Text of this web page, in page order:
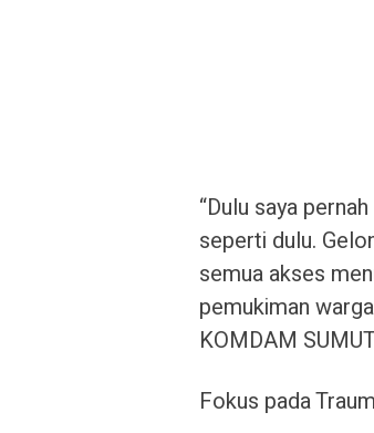
“Dulu saya
seperti dulu.
semua akses
pemukiman
KOMDAM
Fokus pada